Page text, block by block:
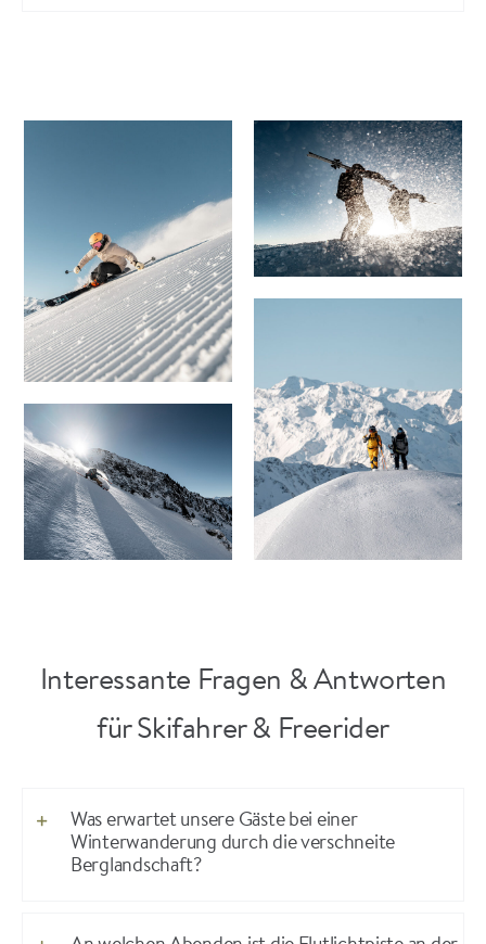
Interessante Fragen & Antworten
für Skifahrer & Freerider
Was erwartet unsere Gäste bei einer
Winterwanderung durch die verschneite
Berglandschaft?